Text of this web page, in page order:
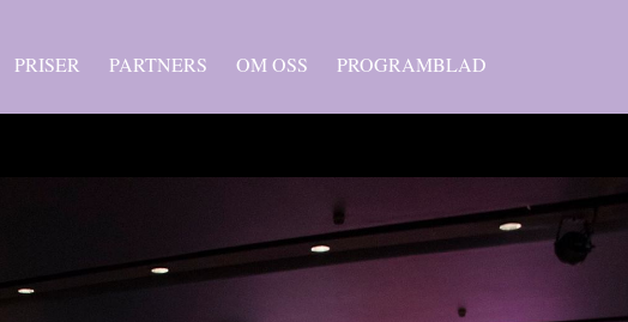
PRISER PARTNERS OM OSS PROGRAMBLAD